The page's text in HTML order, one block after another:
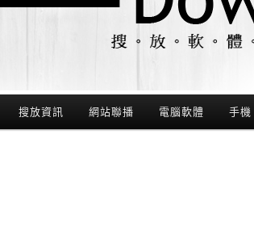
搜放資訊 網站聯播 電腦軟體 手